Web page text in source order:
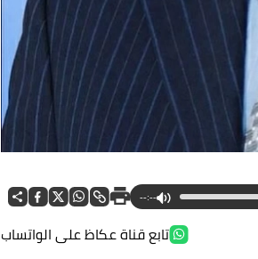
--:--
تابع قناة عكاظ على الواتساب